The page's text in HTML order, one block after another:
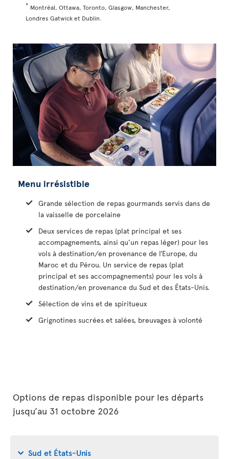
* Montréal, Ottawa, Toronto, Glasgow, Manchester,
Londres Gatwick et Dublin.
Menu irrésistible
Grande sélection de repas gourmands servis dans de
la vaisselle de porcelaine
Deux services de repas (plat principal et ses
accompagnements, ainsi qu’un repas léger) pour les
vols à destination/en provenance de l’Europe, du
Maroc et du Pérou. Un service de repas (plat
principal et ses accompagnements) pour les vols à
destination/en provenance du Sud et des États-Unis.
Sélection de vins et de spiritueux
Grignotines sucrées et salées, breuvages à volonté
Options de repas disponible pour les départs
jusqu’au 31 octobre 2026
Sud et États-Unis